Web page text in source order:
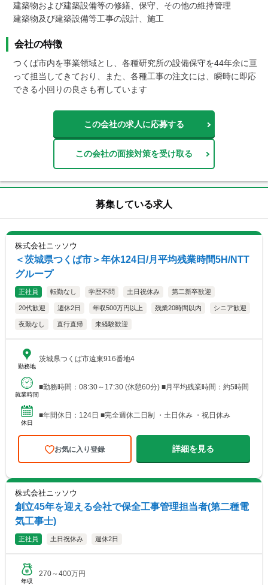
建築物および建築設備等の修繕、保守、その他の維持管理
建築物及び建築設備等工事の設計、施工
会社の特徴
つくば市内を事業領域とし、各種研究所の設備保守を44年余に亘
って担当してきており、また、各種工事の注文には、瞬時に即応
できる小回りの良さも有しています
この会社の求人に応募する
この会社の面接対策を受け取る
募集している求人
株式会社ニッソウ
＜茨城県つくば市＞年休124日/月平均残業時間5H/NTT
グループ
正社員 転勤なし 学歴不問 土日祝休み 第二新卒歓迎
20代歓迎 週休2日 年収500万円以上 残業20時間以内 シニア歓迎
夜勤なし 直行直帰 未経験歓迎
勤務地
茨城県つくば市遠東916番地4
就業時間
■勤務時間：08:30～17:30 (休憩60分) ■月平均残業時間：約5時間
休日
■年間休日：124日 ■完全週休二日制 ・土日休み ・祝日休み
お気に入り登録 詳細を見る
株式会社ニッソウ
創立45年を迎える会社で保全工事管理担当者(第二種電
気工事士)
正社員 土日祝休み 週休2日
年収
270～400万円